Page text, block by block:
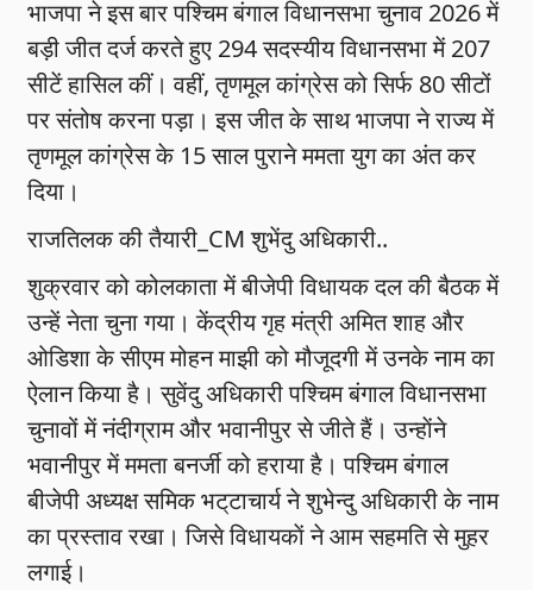
भाजपा ने इस बार पश्चिम बंगाल विधानसभा चुनाव 2026 में
बड़ी जीत दर्ज करते हुए 294 सदस्यीय विधानसभा में 207
सीटें हासिल कीं। वहीं, तृणमूल कांग्रेस को सिर्फ 80 सीटों
पर संतोष करना पड़ा। इस जीत के साथ भाजपा ने राज्य में
तृणमूल कांग्रेस के 15 साल पुराने ममता युग का अंत कर
दिया।
राजतिलक की तैयारी_CM शुभेंदु अधिकारी..
शुक्रवार को कोलकाता में बीजेपी विधायक दल की बैठक में
उन्हें नेता चुना गया। केंद्रीय गृह मंत्री अमित शाह और
ओडिशा के सीएम मोहन माझी को मौजूदगी में उनके नाम का
ऐलान किया है। सुवेंदु अधिकारी पश्चिम बंगाल विधानसभा
चुनावों में नंदीग्राम और भवानीपुर से जीते हैं। उन्हाेंने
भवानीपुर में ममता बनर्जी को हराया है। पश्चिम बंगाल
बीजेपी अध्यक्ष समिक भट्‌टाचार्य ने शुभेन्दु अधिकारी के नाम
का प्रस्ताव रखा। जिसे विधायकाें ने आम सहमति से मुहर
लगाई।